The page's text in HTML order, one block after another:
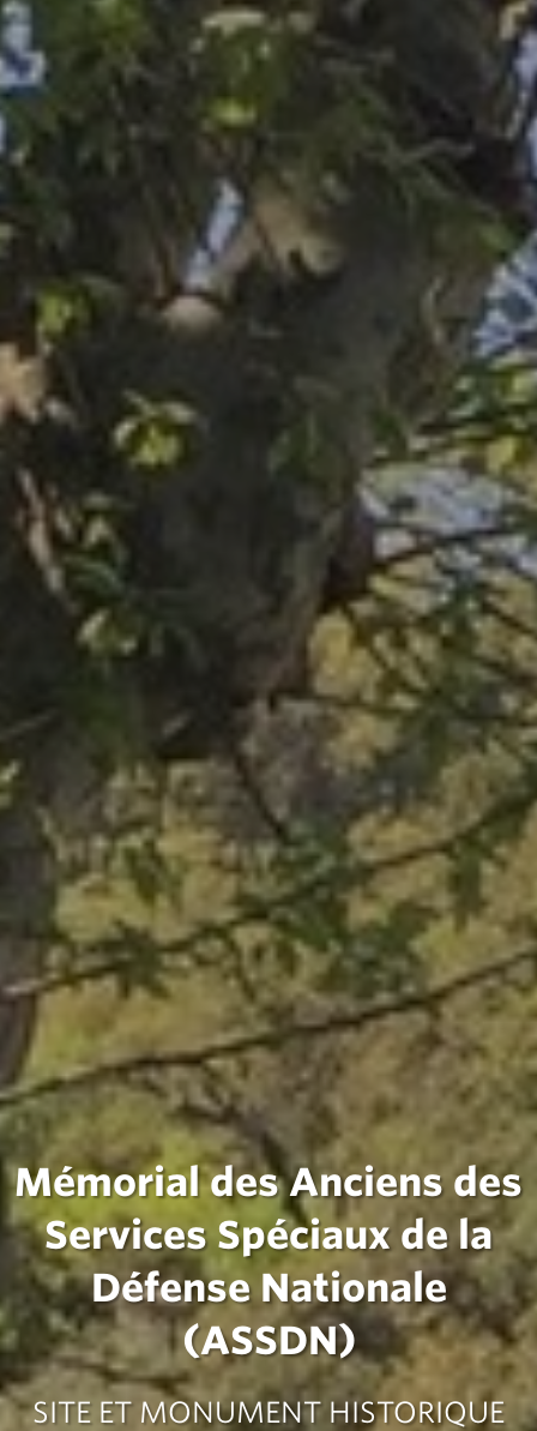
Mémorial des Anciens des
Services Spéciaux de la
Défense Nationale
(ASSDN)
SITE ET MONUMENT HISTORIQUE